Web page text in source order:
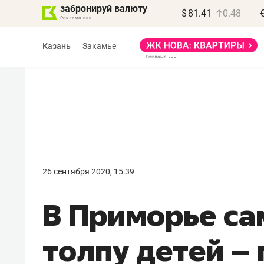
забронируй валюту $ 81.41 0.48
Казань Закамье
26 сентября 2020, 15:39
В Приморье
толпу детей –
правил, бизнес может
потерять минимум